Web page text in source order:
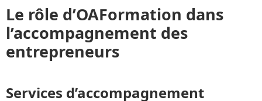
Le rôle d’OAFormation dans
l’accompagnement des
entrepreneurs
Services d’accompagnement